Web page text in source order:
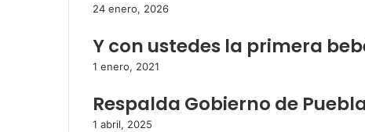
24 enero, 2026
Y con ustedes la primera
1 enero, 2021
Respalda Gobierno de
1 abril, 2025